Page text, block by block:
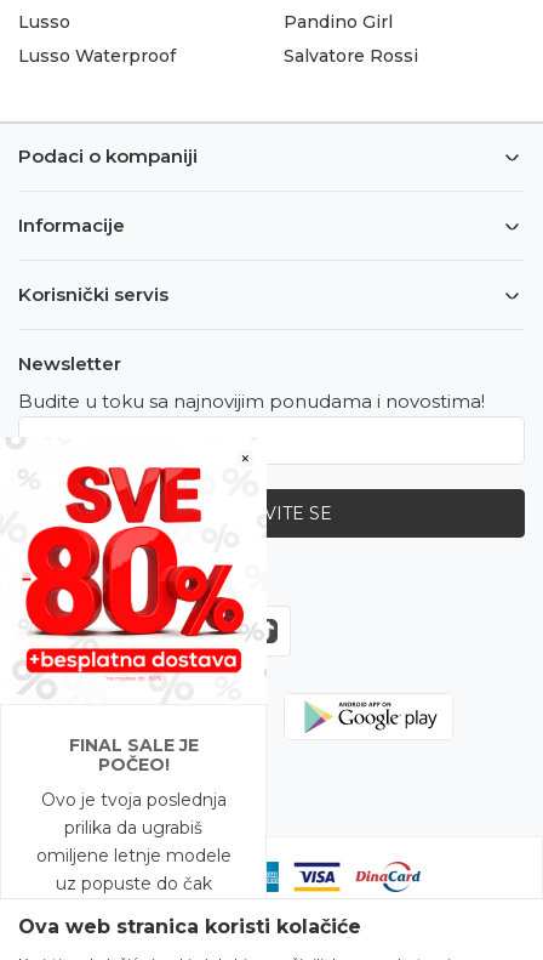
×
FINAL SALE JE
POČEO!
Ovo je tvoja poslednja
prilika da ugrabiš
omiljene letnje modele
uz popuste do čak
Lusso
Lusso Waterproof
Pandino Girl
Salvatore Rossi
Podaci o kompaniji
Informacije
Korisnički servis
Newsletter
Budite u toku sa najnovijim ponudama i novostima!
PRIJAVITE SE
Zapratite nas
Ova web stranica koristi kolačiće